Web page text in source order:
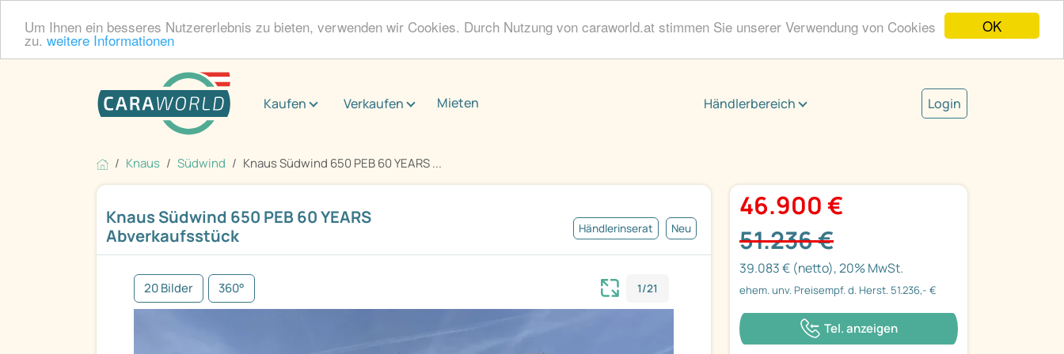
OK
Um Ihnen ein besseres Nutzererlebnis zu bieten, verwenden wir Cookies. Durch Nutzung von caraworld.at stimmen Sie unserer Verwendung von Cookies
zu. weitere Informationen
Kaufen Verkaufen Mieten Händlerbereich Login
Knaus Südwind Knaus Südwind 650 PEB 60 YEARS ...
Knaus Südwind 650 PEB 60 YEARS
Abverkaufsstück
Händlerinserat Neu
20 Bilder 360° 1/21
46.900 €
51.236 €
39.083 € (netto), 20% MwSt.
ehem. unv. Preisempf. d. Herst. 51.236,- €
Tel. anzeigen